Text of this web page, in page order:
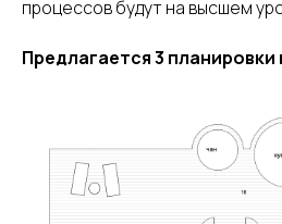
процессов будут на высшем
Предлагается 3 планировки